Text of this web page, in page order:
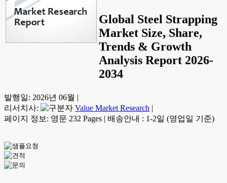
Global Steel Strapping
Market Size, Share,
Trends & Growth
Analysis Report 2026-
2034
발행일: 2026년 06월 |
리서치사:
Value Market Research |
페이지 정보: 영문 232 Pages | 배송안내 : 1-2일 (영업일 기준)